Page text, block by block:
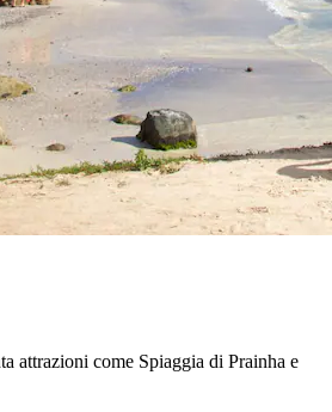
attrazioni come Spiaggia di Prainha e